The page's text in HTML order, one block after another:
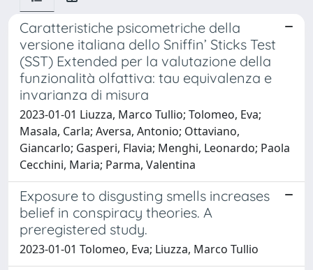
Caratteristiche psicometriche della
versione italiana dello Sniffin’ Sticks Test
(SST) Extended per la valutazione della
funzionalità olfattiva: tau equivalenza e
invarianza di misura
2023-01-01 Liuzza, Marco Tullio; Tolomeo, Eva;
Masala, Carla; Aversa, Antonio; Ottaviano,
Giancarlo; Gasperi, Flavia; Menghi, Leonardo; Paola
Cecchini, Maria; Parma, Valentina
Exposure to disgusting smells increases
belief in conspiracy theories. A
preregistered study.
2023-01-01 Tolomeo, Eva; Liuzza, Marco Tullio